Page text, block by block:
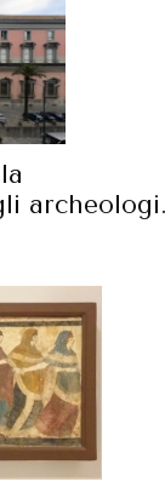
archeologi.